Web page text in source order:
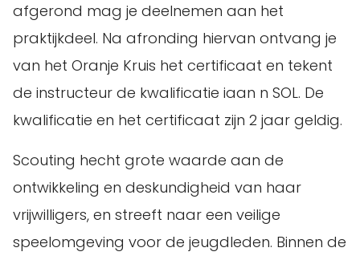
afgerond mag je deelnemen aan het
praktijkdeel. Na afronding hiervan ontvang je
van het Oranje Kruis het certificaat en tekent
de instructeur de kwalificatie iaan n SOL. De
kwalificatie en het certificaat zijn 2 jaar geldig.
Scouting hecht grote waarde aan de
ontwikkeling en deskundigheid van haar
vrijwilligers, en streeft naar een veilige
speelomgeving voor de jeugdleden. Binnen de